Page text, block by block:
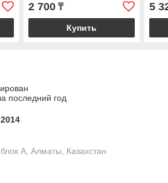
2 700₸
Купить
5
последний год
A, Алматы, Казахстан